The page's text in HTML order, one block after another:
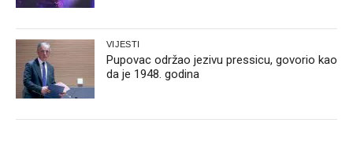
VIJESTI
Pupovac održao jezivu pressicu, govorio kao
da je 1948. godina